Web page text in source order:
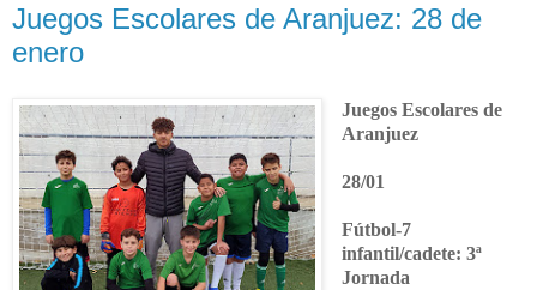
Juegos Escolares de Aranjuez: 28 de
enero
Juegos Escolares de
Aranjuez
28/01
Fútbol-7
infantil/cadete: 3ª
Jornada